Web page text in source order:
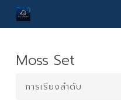
Skip
contentMoss Set